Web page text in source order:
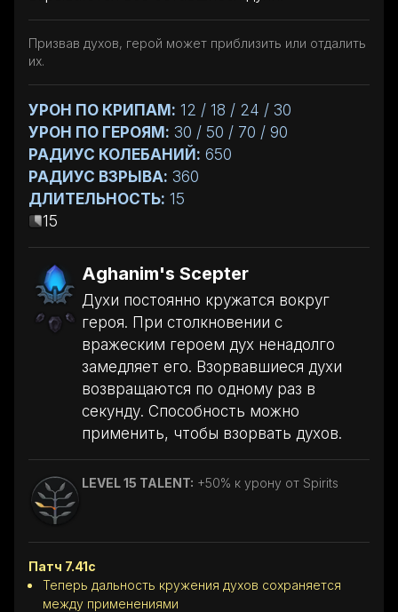
Призвав духов, герой может приблизить или отдалить
их.
УРОН ПО КРИПАМ: 12 / 18 / 24 / 30
УРОН ПО ГЕРОЯМ: 30 / 50 / 70 / 90
РАДИУС КОЛЕБАНИЙ: 650
РАДИУС ВЗРЫВА: 360
ДЛИТЕЛЬНОСТЬ: 15
15
Aghanim's Scepter
Духи постоянно кружатся вокруг
героя. При столкновении с
вражеским героем дух ненадолго
замедляет его. Взорвавшиеся духи
возвращаются по одному раз в
секунду. Способность можно
применить, чтобы взорвать духов.
LEVEL 15 TALENT: +50% к урону от Spirits
Патч 7.41c
Теперь дальность кружения духов сохраняется
между применениями